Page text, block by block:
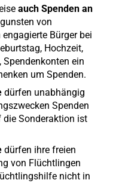
auch Spenden an
von
Bürger bei
Hochzeit,
ein
um Spenden.
dürfen unabhängig
Spenden
Sonderaktion ist
dürfen ihre freien
von Flüchtlingen
nicht in